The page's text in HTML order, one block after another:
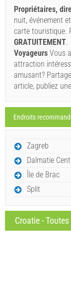
Si vous ne
vous avez
cliquer sur
Propriétaires,
nuit, événement
carte touristique.
GRATUITEMENT.
Voyageurs Vous
attraction
amusant?
article, publiez
Endroits
Zagreb
Dalmatie
Île de Brac
Split
Croatie -